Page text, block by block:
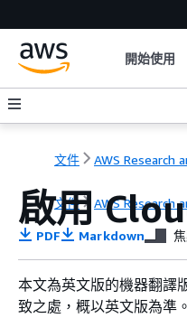
開始使用
文件 AWS Research
文件 AWS Research
啟用
PDF Markdown
本文為英文版的機器翻譯
致之處，概以英文版為準。